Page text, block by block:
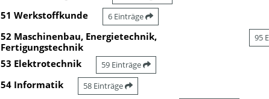
51 Werkstoffkunde 6 Einträge
52 Maschinenbau, Energietechnik,
Fertigungstechnik
95
53 Elektrotechnik 59 Einträge
54 Informatik 58 Einträge